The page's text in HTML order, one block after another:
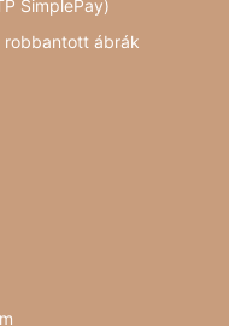
SimplePay)
robbantott ábrák